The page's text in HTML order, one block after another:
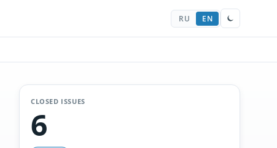
RU EN
CLOSED ISSUES
6